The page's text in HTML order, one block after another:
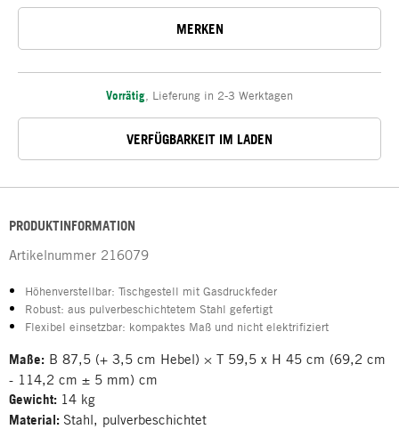
MERKEN
Vorrätig Lieferung in 2-3 Werktagen
VERFÜGBARKEIT IM LADEN
PRODUKTINFORMATION
Artikelnummer 216079
Höhenverstellbar: Tischgestell mit Gasdruckfeder
Robust: aus pulverbeschichtetem Stahl gefertigt
Flexibel einsetzbar: kompaktes Maß und nicht elektrifiziert
Maße: B 87,5 (+ 3,5 cm Hebel) × T 59,5 x H 45 cm (69,2 cm
- 114,2 cm ± 5 mm) cm
Gewicht: 14 kg
Material: Stahl, pulverbeschichtet